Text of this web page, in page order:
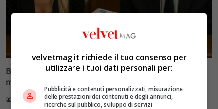
Blasi vs Totti: il giudice riduce l’assegno di
mantenimento a 10.900 euro
Redazione VelvetMAG 4 Agosto 2026
velvetmag.it richiede il tuo consenso per
utilizzare i tuoi dati personali per:
Pubblicità e contenuti personalizzati, misurazione
delle prestazioni dei contenuti e degli annunci,
ricerche sul pubblico, sviluppo di servizi